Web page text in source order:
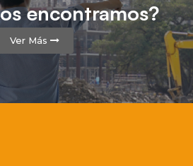
encontramos?
Ver Más